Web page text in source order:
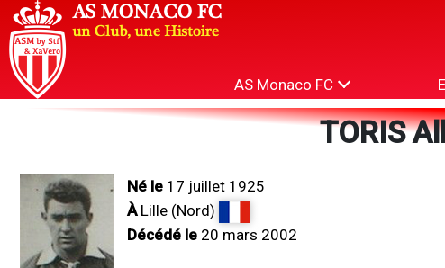
AS Monaco FC
TORIS
Né le 17 juillet 1925
ÀLille (Nord)
Décédé le 20 mars 2002